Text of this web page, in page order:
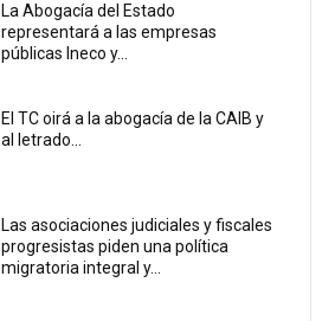
La Abogacía del Estado
representará a las empresas
públicas Ineco y...
El TC oirá a la abogacía de la CAIB y
al letrado...
Las asociaciones judiciales y fiscales
progresistas piden una política
migratoria integral y...